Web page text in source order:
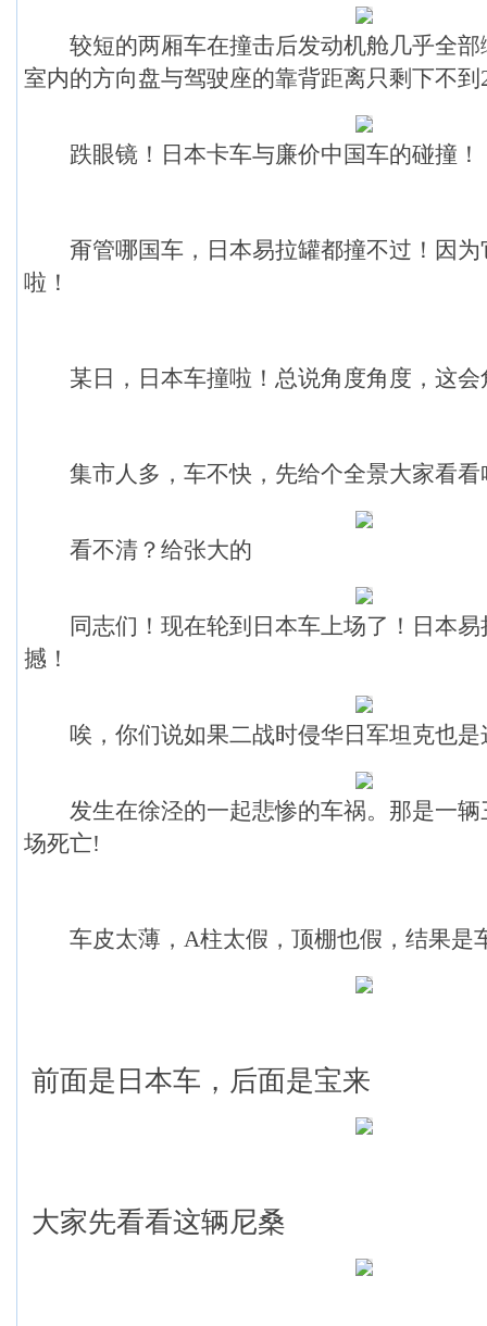
较短的两厢车在撞击后发动机舱几乎全部
室内的方向盘与驾驶座的靠背距离只剩下不到
跌眼镜！日本卡车与廉价中国车的碰撞！
甭管哪国车，日本易拉罐都撞不过！因为
啦！
某日，日本车撞啦！总说角度角度，这会
集市人多，车不快，先给个全景大家看看
看不清？给张大的
同志们！现在轮到日本车上场了！日本易
撼！
唉，你们说如果二战时侵华日军坦克也是
发生在徐泾的一起悲惨的车祸。那是一辆
场死亡!
车皮太薄，A柱太假，顶棚也假，结果是
前面是日本车，后面是宝来
大家先看看这辆尼桑